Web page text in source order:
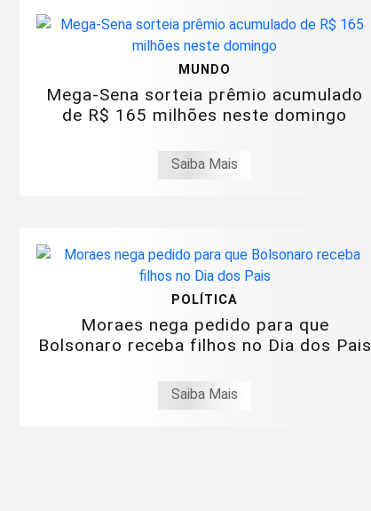
MUNDO
Mega-Sena sorteia prêmio acumulado
de R$ 165 milhões neste domingo
Saiba Mais
POLÍTICA
Moraes nega pedido para que
Bolsonaro receba filhos no Dia dos Pais
Saiba Mais